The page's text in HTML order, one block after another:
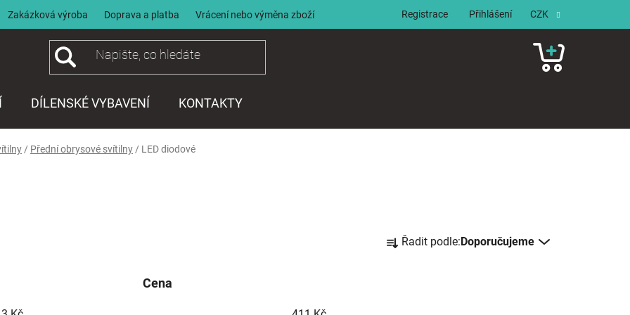
Zakázková výroba Doprava a platba Vrácení nebo výměna zboží CZK
Přihlášení
Registrace
NÁKUPNÍ
DÍLENSKÉ VYBAVENÍ KONTAKTY
/ Přední obrysové svítilny / LED diodové
a Řadit podle:Doporučujeme
Cena